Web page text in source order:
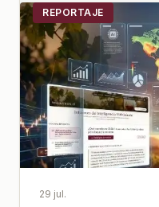
REPORTAJE
29 jul.